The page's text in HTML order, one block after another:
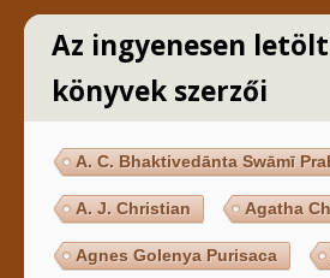
Az ingyenesen
könyvek szerzői
A. C. Bhaktivedānta Swāmī
A. J. Christian Agatha
Agnes Golenya Purisaca